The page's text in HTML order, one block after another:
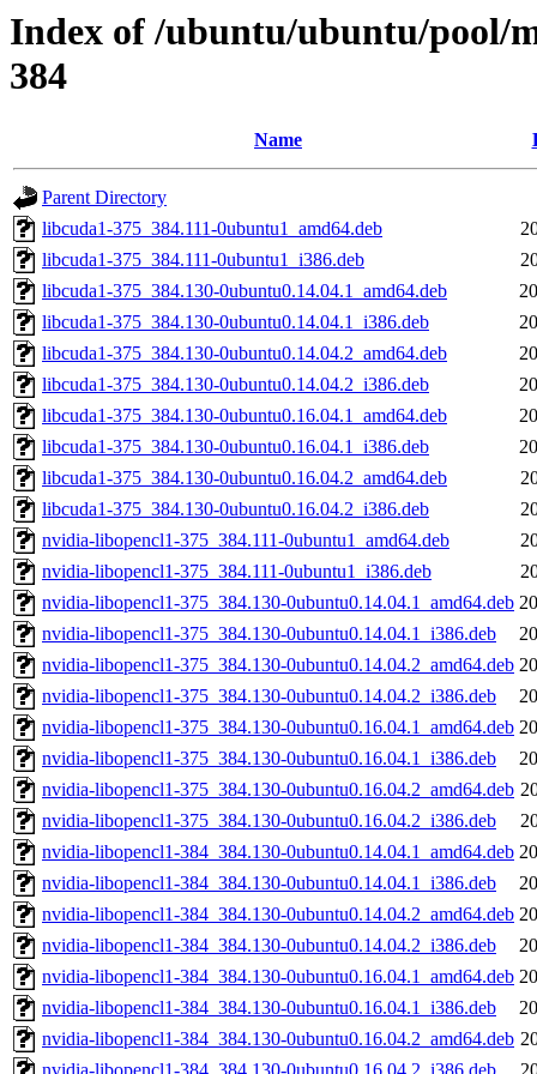
Index of /ubuntu/ubuntu/pool/
384
Name
Parent Directory
libcuda1-375_384.111-0ubuntu1_amd64.deb
libcuda1-375_384.111-0ubuntu1_i386.deb
libcuda1-375_384.130-0ubuntu0.14.04.1_amd64.deb
libcuda1-375_384.130-0ubuntu0.14.04.1_i386.deb
libcuda1-375_384.130-0ubuntu0.14.04.2_amd64.deb
libcuda1-375_384.130-0ubuntu0.14.04.2_i386.deb
libcuda1-375_384.130-0ubuntu0.16.04.1_amd64.deb
libcuda1-375_384.130-0ubuntu0.16.04.1_i386.deb
libcuda1-375_384.130-0ubuntu0.16.04.2_amd64.deb
libcuda1-375_384.130-0ubuntu0.16.04.2_i386.deb
nvidia-libopencl1-375_384.111-0ubuntu1_amd64.deb
nvidia-libopencl1-375_384.111-0ubuntu1_i386.deb
nvidia-libopencl1-375_384.130-0ubuntu0.14.04.1_amd64.deb
nvidia-libopencl1-375_384.130-0ubuntu0.14.04.1_i386.deb
nvidia-libopencl1-375_384.130-0ubuntu0.14.04.2_amd64.deb
nvidia-libopencl1-375_384.130-0ubuntu0.14.04.2_i386.deb
nvidia-libopencl1-375_384.130-0ubuntu0.16.04.1_amd64.deb
nvidia-libopencl1-375_384.130-0ubuntu0.16.04.1_i386.deb
nvidia-libopencl1-375_384.130-0ubuntu0.16.04.2_amd64.deb
nvidia-libopencl1-375_384.130-0ubuntu0.16.04.2_i386.deb
nvidia-libopencl1-384_384.130-0ubuntu0.14.04.1_amd64.deb
nvidia-libopencl1-384_384.130-0ubuntu0.14.04.1_i386.deb
nvidia-libopencl1-384_384.130-0ubuntu0.14.04.2_amd64.deb
nvidia-libopencl1-384_384.130-0ubuntu0.14.04.2_i386.deb
nvidia-libopencl1-384_384.130-0ubuntu0.16.04.1_amd64.deb
nvidia-libopencl1-384_384.130-0ubuntu0.16.04.1_i386.deb
nvidia-libopencl1-384_384.130-0ubuntu0.16.04.2_amd64.deb